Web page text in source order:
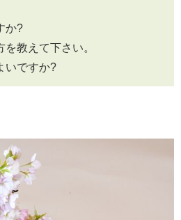
て、これから咲くのが楽し
ます。
た。
な盆栽が届きました!
を与えるのが日課です。
なーと今から楽しみにして
か?
を教えて下さい。
いですか?